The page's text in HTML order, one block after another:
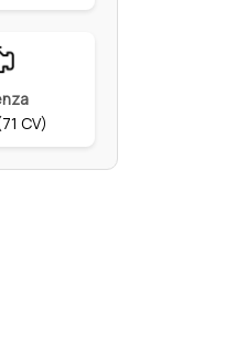
CV)